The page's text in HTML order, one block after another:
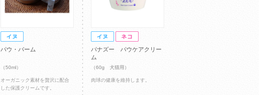
パウ・バーム
（50ml）
オーガニック素材を贅沢に配合
した保護クリームです。
パナズー パウケアクリー
ム
（60g 犬猫用）
肉球の健康を維持します。